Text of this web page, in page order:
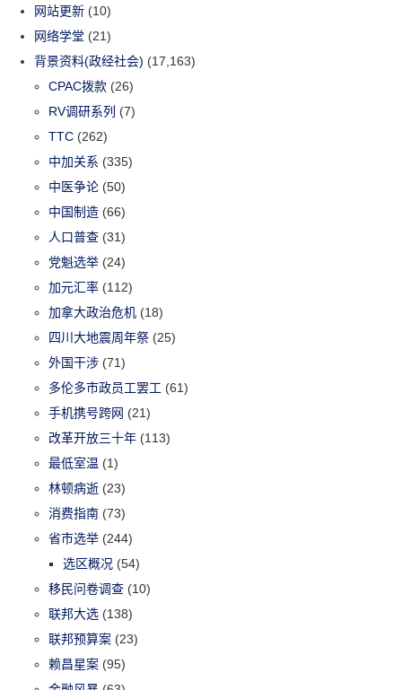
网站更新 (10)
网络学堂 (21)
背景资料(政经社会) (17,163)
CPAC拨款 (26)
RV调研系列 (7)
TTC (262)
中加关系 (335)
中医争论 (50)
中国制造 (66)
人口普查 (31)
党魁选举 (24)
加元汇率 (112)
加拿大政治危机 (18)
四川大地震周年祭 (25)
外国干涉 (71)
多伦多市政员工罢工 (61)
手机携号跨网 (21)
改革开放三十年 (113)
最低室温 (1)
林顿病逝 (23)
消费指南 (73)
省市选举 (244)
选区概况 (54)
移民问卷调查 (10)
联邦大选 (138)
联邦预算案 (23)
赖昌星案 (95)